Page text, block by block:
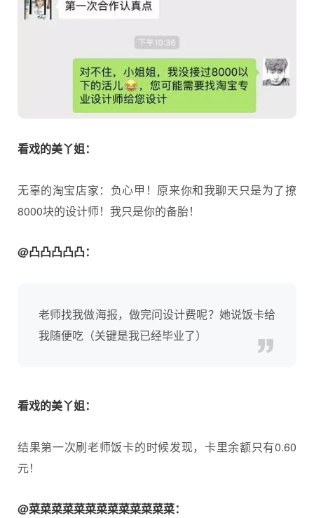
看戏的美丫姐：
无辜的淘宝店家：负心甲！原来你和我聊天只是为了撩
8000块的设计师！我只是你的备胎！
@凸凸凸凸凸：
老师找我做海报，做完问设计费呢？她说饭卡给
我随便吃（关键是我已经毕业了）
看戏的美丫姐：
结果第一次刷老师饭卡的时候发现，卡里余额只有0.60
元！
@菜菜菜菜菜菜菜菜菜菜菜菜菜：